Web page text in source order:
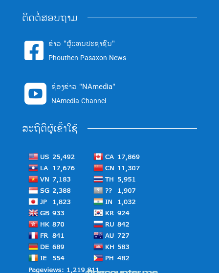
ຕິດຕໍ່ສອບຖາມ
 ຂ່າວ "ຜູ້ແທນປະຊາຊົນ"
Phouthen Pasaxon News
 ຊ່ອງຂ່າວ "NAmedia"
NAmedia Channel
ສະຖິຕິຜູ້ເຂົ້າໃຊ້